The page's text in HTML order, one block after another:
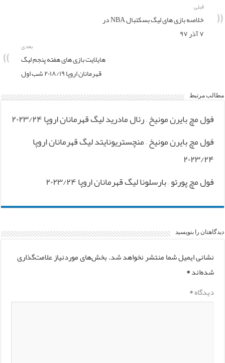
قبلی
خلاصه بازی های لیگ بسکتبال NBA در
۷ آذر ۹۷
بعدی
هایلایت بازی های هفته پنجم لیگ
قهرمانان اروپا ۲۰۱۸/۱۹ شب اول
مطالب مرتبط
فول مچ بایرن مونیخ – رئال مادرید لیگ قهرمانان اروپا ۲۰۲۳/۲۴
فول مچ بایرن مونیخ – منچستریونایتد لیگ قهرمانان اروپا
۲۰۲۳/۲۴
فول مچ پورتو – بارسلونا لیگ قهرمانان اروپا ۲۰۲۳/۲۴
دیدگاهتان را بنویسید
نشانی ایمیل شما منتشر نخواهد شد.بخش‌های موردنیاز علامت‌گذاری
شده‌اند*
دیدگاه*